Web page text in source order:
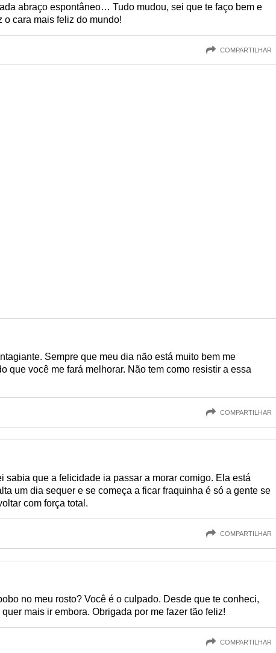
abraço espontâneo… Tudo mudou, sei que te faço bem e
o cara mais feliz do mundo!
COMPARTILHAR
Sempre que meu dia não está muito bem me
que você me fará melhorar. Não tem como resistir a essa
COMPARTILHAR
sabia que a felicidade ia passar a morar comigo. Ela está
um dia sequer e se começa a ficar fraquinha é só a gente se
com força total.
COMPARTILHAR
no meu rosto? Você é o culpado. Desde que te conheci,
mais ir embora. Obrigada por me fazer tão feliz!
COMPARTILHAR